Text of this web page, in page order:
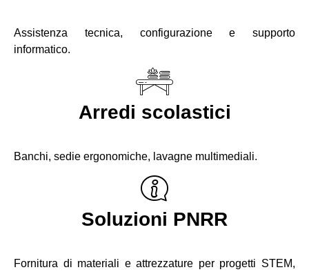
Assistenza tecnica, configurazione e supporto
informatico.
Arredi scolastici
Banchi, sedie ergonomiche, lavagne multimediali.
Soluzioni PNRR
Fornitura di materiali e attrezzature per progetti STEM,